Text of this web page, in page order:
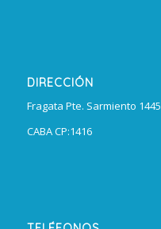
DIRECCIÓN
Fragata Pte. Sarmiento 1445
CABA CP:1416